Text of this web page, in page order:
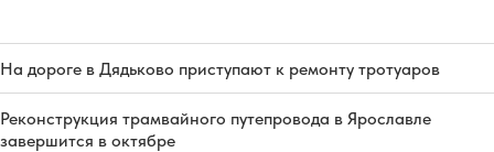
На дороге в Дядьково приступают к ремонту тротуаров
Реконструкция трамвайного путепровода в Ярославле
завершится в октябре